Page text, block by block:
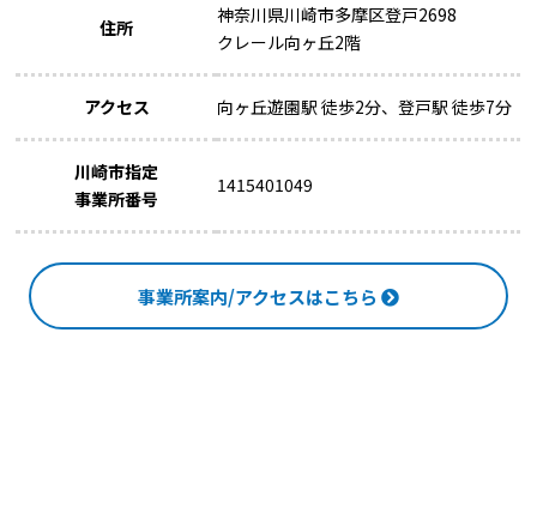
住所
神奈川県川崎市多摩区登戸2698
クレール向ヶ丘2階
アクセス 向ヶ丘遊園駅 徒歩2分、登戸駅 徒歩7分
川崎市指定
事業所番号
1415401049
事業所案内/アクセスはこちら